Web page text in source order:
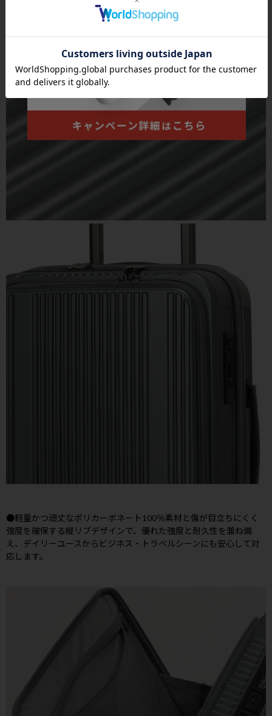
●軽量かつ頑丈なポリカーボネート100％素材と傷が目立ちにくく
強度を確保する縦リブデザインで、優れた強度と耐久性を兼ね備
え、デイリーユースからビジネス・トラベルシーンにも安心して対
応します。